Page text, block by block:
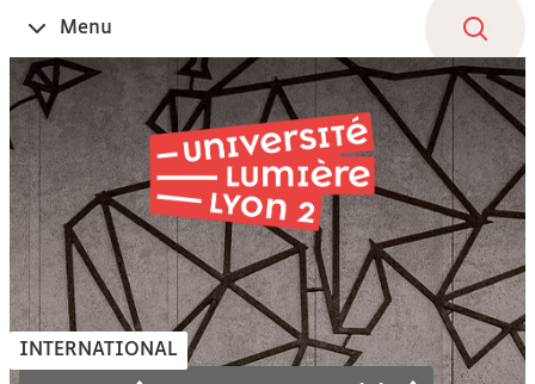
contenu
Ouvrir
le
Menu
INTERNATIONAL